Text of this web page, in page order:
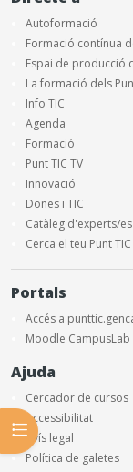
Obre l'índex del curs
Autoformació
Formació contínua
Espai de producció
La formació dels
Info TIC
Agenda
Formació
Punt TIC TV
Innovació
Dones i TIC
Catàleg d'experts/es
Cerca el teu Punt TIC
Portals
Accés a
Moodle CampusLab
Ajuda
Cercador de cursos
Accessibilitat
Avís legal
Política de galetes